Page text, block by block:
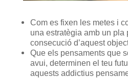
Com es fixen les metes i
una estratègia amb un pla
consecució d’aquest
Que els pensaments que
avui, determinen el teu
aquests addictius